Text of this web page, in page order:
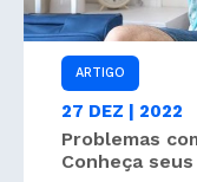
ARTIGO
27 DEZ | 2022
Problemas
Conheça